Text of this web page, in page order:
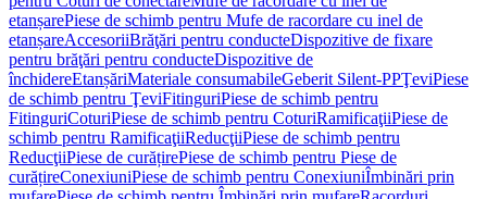
etanșarePiese de schimb pentru Mufe de racordare cu inel de
etanșareAccesoriiBrăţări pentru conducteDispozitive de fixare
pentru brăţări pentru conducteDispozitive de
închidereEtanșăriMateriale consumabileGeberit Silent-PPŢeviPiese
de schimb pentru ŢeviFitinguriPiese de schimb pentru
FitinguriCoturiPiese de schimb pentru CoturiRamificaţiiPiese de
schimb pentru RamificaţiiReducţiiPiese de schimb pentru
ReducţiiPiese de curățirePiese de schimb pentru Piese de
curățireConexiuniPiese de schimb pentru ConexiuniÎmbinări prin